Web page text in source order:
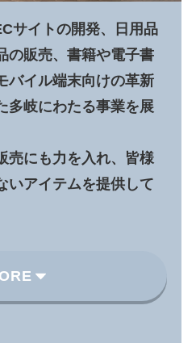
サイトの開発、日用品
の販売、書籍や電子書
バイル端末向けの革新
多岐にわたる事業を展
売にも力を入れ、皆様
いアイテムを提供して